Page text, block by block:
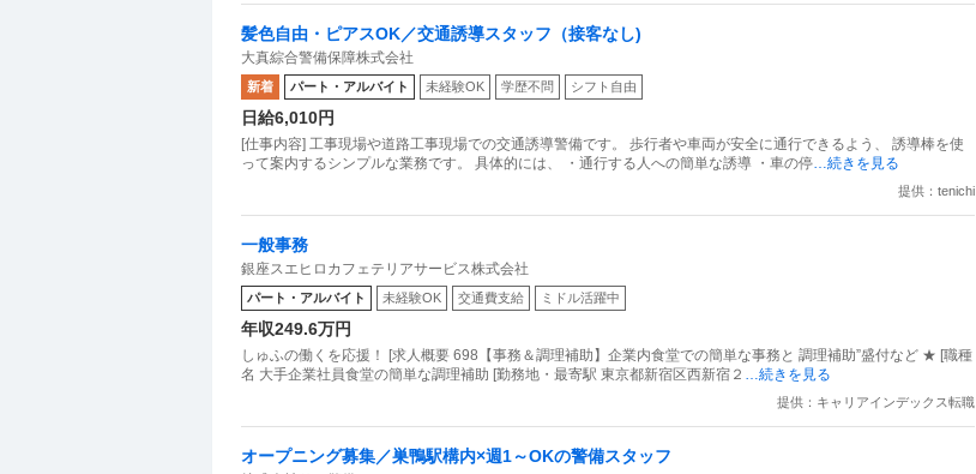
髪色自由・ピアスOK／交通誘導スタッフ（接客なし)
大真綜合警備保障株式会社
新着 パート・アルバイト 未経験OK 学歴不問 シフト自由
日給6,010円
[仕事内容] 工事現場や道路工事現場での交通誘導警備です。 歩行者や車両が安全に通行できるよう、 誘導棒を使
って案内するシンプルな業務です。 具体的には、 ・通行する人への簡単な誘導 ・車の停…続きを見る
提供：tenichi
一般事務
銀座スエヒロカフェテリアサービス株式会社
パート・アルバイト 未経験OK 交通費支給 ミドル活躍中
年収249.6万円
しゅふの働くを応援！ [求人概要 698【事務＆調理補助】企業内食堂での簡単な事務と 調理補助”盛付など ★ [職種
名 大手企業社員食堂の簡単な調理補助 [勤務地・最寄駅 東京都新宿区西新宿２ …続きを見る
提供：キャリアインデックス転職
オープニング募集／巣鴨駅構内×週1～OKの警備スタッフ